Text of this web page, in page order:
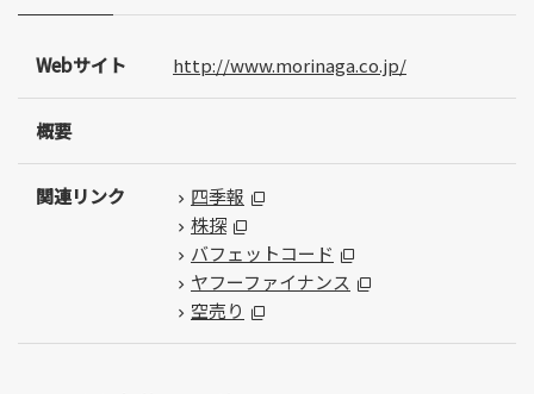
Webサイト http://www.morinaga.co.jp/
概要
関連リンク
四季報
株探
バフェットコード
ヤフーファイナンス
空売り